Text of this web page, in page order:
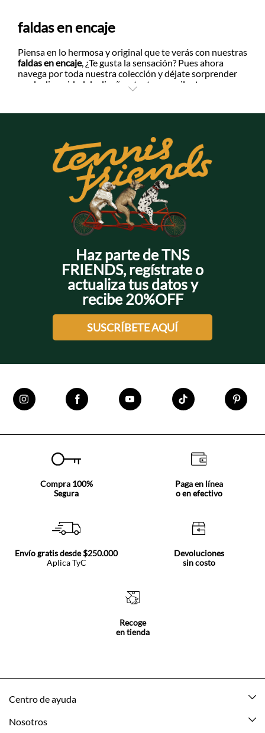
+
+
faldas en encaje
Piensa en lo hermosa y original que te verás con nuestras
faldas en encaje, ¿Te gusta la sensación? Pues ahora
navega por toda nuestra colección y déjate sorprender
por la diversidad de diseños, texturas y siluetas que
¿Qué tal unafalda de encajescorta con boleros?, o ¿Una
combinarlas con una camisa manga larga del mismo tono
y quedas lista para ir a la oficina, o crea un look urbano
con tus tenis favoritos y una camiseta oversize.
Descubre nuestros fits holgados o ajustados y tallas
desde la XS hasta la XL. Pensamos en cada una de
ustedes, es por esto que por compras superiores a
$250.000 puedes recibir tu pedido gratis hasta la puerta
de tu casa. ¿Qué esperas? Escoge todas las que quieras.
Haz parte de TNS
FRIENDS, regístrate o
actualiza tus datos y
recibe 20%OFF
SUSCRÍBETE AQUÍ
Compra 100%
Segura
Paga en línea
o en efectivo
Envío gratis desde $250.000
Aplica TyC
Devoluciones
sin costo
Recoge
en tienda
Centro de ayuda
Mis pedidos
Nosotros